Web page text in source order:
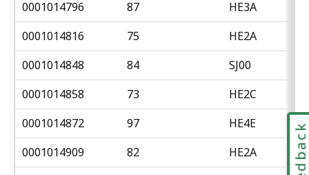
0001014796
87
HE3A
0001014816
75
HE2A
0001014848
84
SJ00
0001014858
73
HE2C
0001014872
97
HE4E
0001014909
82
HE2A